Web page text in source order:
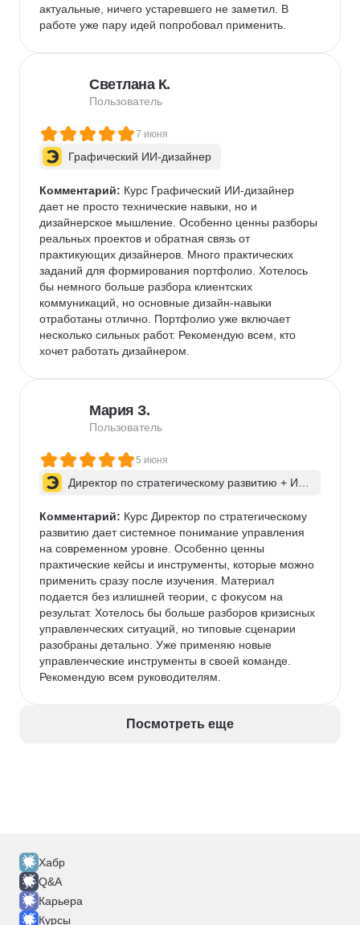
актуальные, ничего устаревшего не заметил. В
работе уже пару идей попробовал применить.
Светлана К.
Пользователь
7 июня
Графический ИИ-дизайнер
Комментарий: Курс Графический ИИ-дизайнер
дает не просто технические навыки, но и
дизайнерское мышление. Особенно ценны разборы
реальных проектов и обратная связь от
практикующих дизайнеров. Много практических
заданий для формирования портфолио. Хотелось
бы немного больше разбора клиентских
коммуникаций, но основные дизайн-навыки
отработаны отлично. Портфолио уже включает
несколько сильных работ. Рекомендую всем, кто
хочет работать дизайнером.
Мария З.
Пользователь
5 июня
Директор по стратегическому развитию + ИИ
Комментарий: Курс Директор по стратегическому
развитию дает системное понимание управления
на современном уровне. Особенно ценны
практические кейсы и инструменты, которые можно
применить сразу после изучения. Материал
подается без излишней теории, с фокусом на
результат. Хотелось бы больше разборов кризисных
управленческих ситуаций, но типовые сценарии
разобраны детально. Уже применяю новые
управленческие инструменты в своей команде.
Рекомендую всем руководителям.
Посмотреть еще
Хабр
Q&A
Карьера
Курсы